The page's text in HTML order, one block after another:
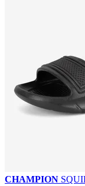
CHAMPION